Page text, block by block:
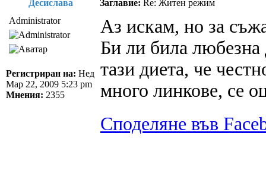
Десислава Заглавие: Re: Житен режим
Administrator
Регистриран на: Нед
Мар 22, 2009 5:23 pm
Мнения: 2355
Аз искам, но за
Би ли била любезна
тази диета, че
много линкове, се
Споделяне във